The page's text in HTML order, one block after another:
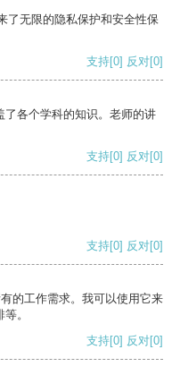
了无限的隐私保护和安全性保
支持[0] 反对[0]
各个学科的知识。老师的讲
支持[0] 反对[0]
支持[0] 反对[0]
的工作需求。我可以使用它来
。
支持[0] 反对[0]